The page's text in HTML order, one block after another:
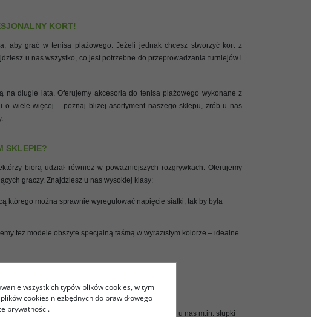
KORT!
aby grać w tenisa plażowego. Jeżeli jednak chcesz stworzyć kort z
u nas wszystko, co jest potrzebne do przeprowadzania turniejów i
długie lata. Oferujemy akcesoria do tenisa plażowego wykonane z
o wiele więcej – poznaj bliżej asortyment naszego sklepu, zrób u nas
SKLEPIE?
biorą udział również w poważniejszych rozgrywkach. Oferujemy
graczy. Znajdziesz u nas wysokiej klasy:
którego można sprawnie wyregulować napięcie siatki, tak by była
też modele obszyte specjalną taśmą w wyrazistym kolorze – idealne
cieszył tenisistów przez wiele sezonów. Znajdziesz u nas m.in. słupki
wszystkich typów plików cookies, w tym
cookies niezbędnych do prawidłowego
prywatności.